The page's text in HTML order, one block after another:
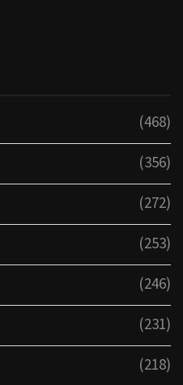
(468)
(356)
(272)
(253)
(246)
(231)
(218)